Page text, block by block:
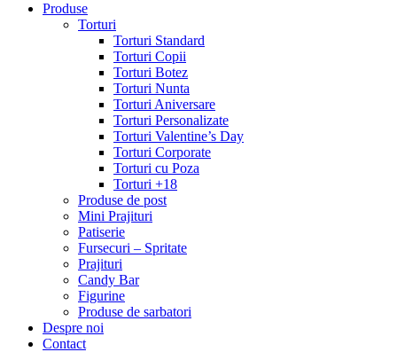
Produse
Torturi
Torturi Standard
Torturi Copii
Torturi Botez
Torturi Nunta
Torturi Aniversare
Torturi Personalizate
Torturi Valentine’s Day
Torturi Corporate
Torturi cu Poza
Torturi +18
Produse de post
Mini Prajituri
Patiserie
Fursecuri – Spritate
Prajituri
Candy Bar
Figurine
Produse de sarbatori
Despre noi
Contact